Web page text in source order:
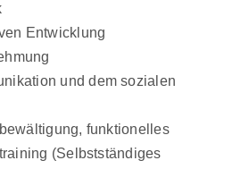
Entwicklung
und dem sozialen
funktionelles
(Selbstständiges